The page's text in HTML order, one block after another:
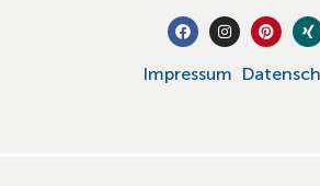
Impressum